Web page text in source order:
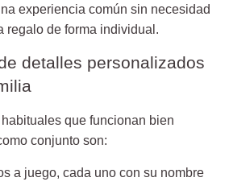
experiencia común sin necesidad
regalo de forma individual.
detalles personalizados
que funcionan bien
conjunto son:
a juego, cada uno con su nombre